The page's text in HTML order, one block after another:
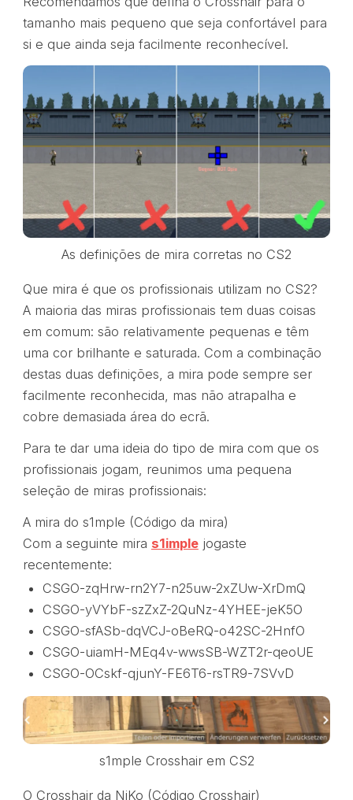
tamanho mais pequeno que seja confortável para
si e que ainda seja facilmente reconhecível.
As definições de mira corretas no CS2
Que mira é que os profissionais utilizam no CS2?
A maioria das miras profissionais tem duas coisas
em comum: são relativamente pequenas e têm
uma cor brilhante e saturada. Com a combinação
destas duas definições, a mira pode sempre ser
facilmente reconhecida, mas não atrapalha e
cobre demasiada área do ecrã.
Para te dar uma ideia do tipo de mira com que os
profissionais jogam, reunimos uma pequena
seleção de miras profissionais:
A mira do s1mple (Código da mira)
Com a seguinte mira s1implejogaste
recentemente:
CSGO-zqHrw-rn2Y7-n25uw-2xZUw-XrDmQ
CSGO-yVYbF-szZxZ-2QuNz-4YHEE-jeK5O
CSGO-sfASb-dqVCJ-oBeRQ-o42SC-2HnfO
CSGO-uiamH-MEq4v-wwsSB-WZT2r-qeoUE
CSGO-OCskf-qjunY-FE6T6-rsTR9-7SVvD
s1mple Crosshair em CS2
O Crosshair da NiKo (Código Crosshair)